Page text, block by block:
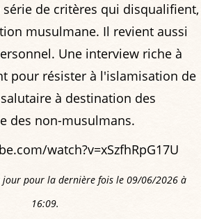
de critères qui disqualifient,
musulmane. Il revient aussi
Une interview riche à
pour résister à l'islamisation de
à destination des
des non-musulmans.
watch?v=xSzfhRpG17U
jour pour la dernière fois le 09/06/2026 à
16:09.